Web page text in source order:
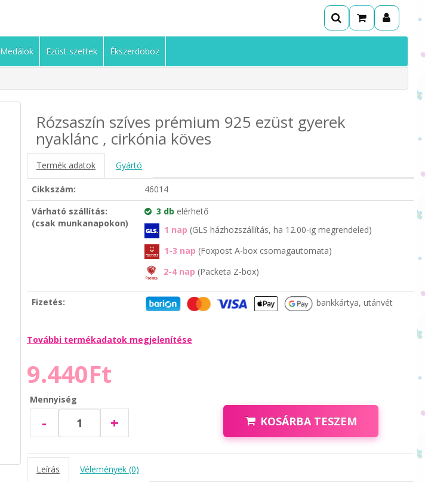
Medálok Ezüst szettek Ékszerdoboz
Rózsaszín szíves prémium 925 ezüst gyerek
nyaklánc , cirkónia köves
Termék adatok Gyártó
Cikkszám:
46014
Várható szállítás:
(csak munkanapokon)
3 db elérhető
1 nap (GLS házhozszállítás, ha 12.00-ig megrendeled)
1-3 nap (Foxpost A-box csomagautomata)
2-4 nap (Packeta Z-box)
Fizetés: bankkártya, utánvét
További termékadatok megjelenítése
9.440Ft
Mennyiség
- + KOSÁRBA TESZEM
Leírás Vélemények (0)